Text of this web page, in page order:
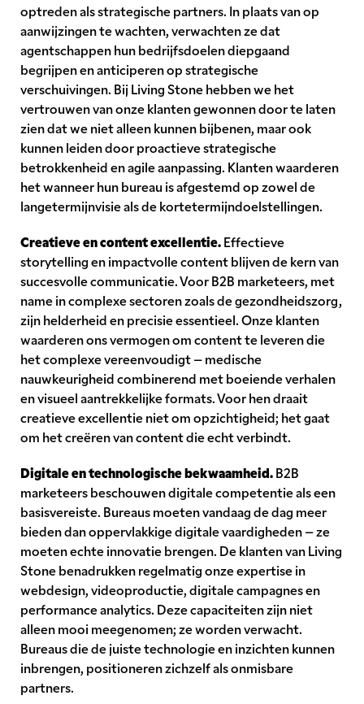
optreden als strategische partners. In plaats van op
aanwijzingen te wachten, verwachten ze dat
agentschappen hun bedrijfsdoelen diepgaand
begrijpen en anticiperen op strategische
verschuivingen. Bij Living Stone hebben we het
vertrouwen van onze klanten gewonnen door te laten
zien dat we niet alleen kunnen bijbenen, maar ook
kunnen leiden door proactieve strategische
betrokkenheid en agile aanpassing. Klanten waarderen
het wanneer hun bureau is afgestemd op zowel de
langetermijnvisie als de kortetermijndoelstellingen.
Creatieve en content excellentie.Effectieve
storytelling en impactvolle content blijven de kern van
succesvolle communicatie. Voor B2B marketeers, met
name in complexe sectoren zoals de gezondheidszorg,
zijn helderheid en precisie essentieel. Onze klanten
waarderen ons vermogen om content te leveren die
het complexe vereenvoudigt – medische
nauwkeurigheid combinerend met boeiende verhalen
en visueel aantrekkelijke formats. Voor hen draait
creatieve excellentie niet om opzichtigheid; het gaat
om het creëren van content die echt verbindt.
Digitale en technologische bekwaamheid.B2B
marketeers beschouwen digitale competentie als een
basisvereiste. Bureaus moeten vandaag de dag meer
bieden dan oppervlakkige digitale vaardigheden – ze
moeten echte innovatie brengen. De klanten van Living
Stone benadrukken regelmatig onze expertise in
webdesign, videoproductie, digitale campagnes en
performance analytics. Deze capaciteiten zijn niet
alleen mooi meegenomen; ze worden verwacht.
Bureaus die de juiste technologie en inzichten kunnen
inbrengen, positioneren zichzelf als onmisbare
partners.